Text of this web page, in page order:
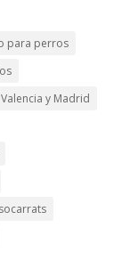
para perros
y Madrid
socarrats